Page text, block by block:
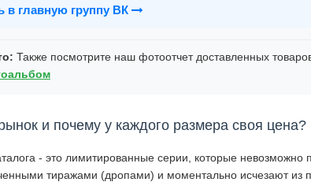
в главную группу ВК
Также посмотрите наш фотоотчет доставленных
и почему у каждого размера своя цена?
- это лимитированные серии, которые невозможно
тиражами (дропами) и моментально исчезают из